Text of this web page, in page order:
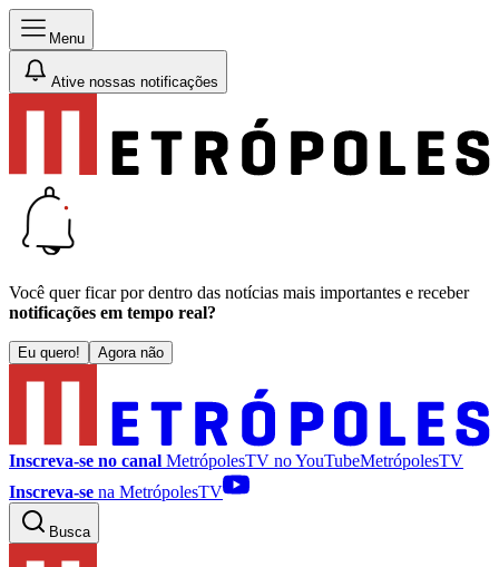
Menu
Ative nossas notificações
Você quer ficar por dentro das notícias mais importantes e receber
notificações em tempo real?
Eu quero! Agora não
Inscreva-se no canal MetrópolesTV noYouTubeMetrópolesTV
Inscreva-se na MetrópolesTV
Busca